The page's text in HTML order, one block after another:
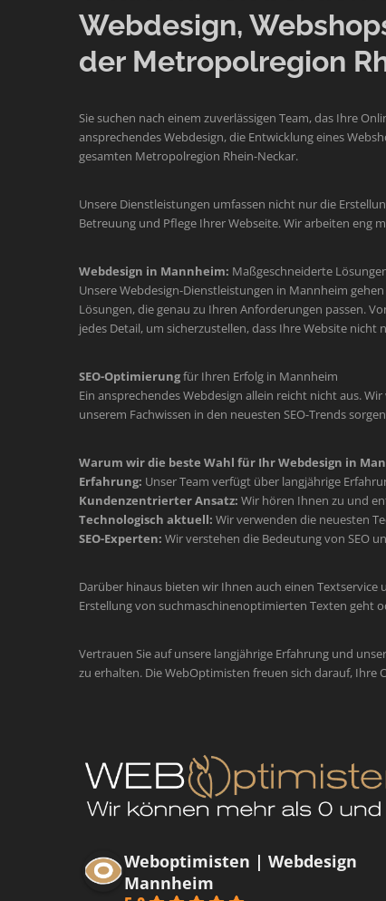
Webdesign,
der Metropolregion
Sie suchen nach einem zuverlässigen Team, das Ihre
ansprechendes Webdesign, die Entwicklung eines
gesamten Metropolregion Rhein-Neckar.
Unsere Dienstleistungen umfassen nicht nur die
Betreuung und Pflege Ihrer Webseite. Wir arbeiten eng
Webdesign in Mannheim: Maßgeschneiderte
Unsere Webdesign-Dienstleistungen in Mannheim
Lösungen, die genau zu Ihren Anforderungen passen.
jedes Detail, um sicherzustellen, dass Ihre Website
SEO-Optimierungfür Ihren Erfolg in Mannheim
Ein ansprechendes Webdesign allein reicht nicht aus.
unserem Fachwissen in den neuesten SEO-Trends
Warum wir die beste Wahl für Ihr Webdesign in
Erfahrung: Unser Team verfügt über langjährige
Kundenzentrierter Ansatz: Wir hören Ihnen zu und
Technologisch aktuell: Wir verwenden die neuesten
SEO-Experten: Wir verstehen die Bedeutung von SEO
Darüber hinaus bieten wir Ihnen auch einen
Erstellung von suchmaschinenoptimierten Texten geht
Vertrauen Sie auf unsere langjährige Erfahrung und
zu erhalten. Die WebOptimisten freuen sich darauf, Ihre
Weboptimisten | Webdesign
Mannheim